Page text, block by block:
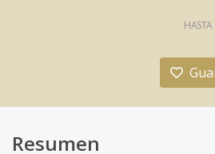
HASTA
Resumen